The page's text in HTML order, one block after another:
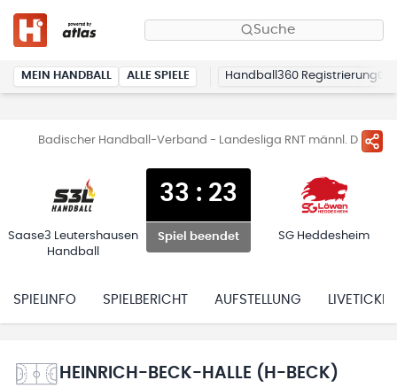
Suche
MEIN HANDBALL ALLE SPIELE Handball360 Registrierung
Badischer Handball-Verband - Landesliga RNT männl. D
Saase3 Leutershausen
Handball
33 : 23
Spiel beendet SG Heddesheim
SPIELINFO SPIELBERICHT AUFSTELLUNG LIVETICKER
HEINRICH-BECK-HALLE (H-BECK)